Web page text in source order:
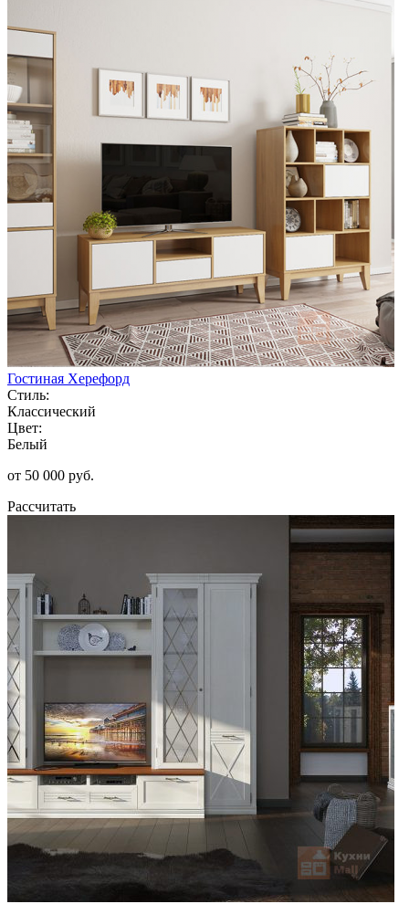
Гостиная Херефорд
Стиль:
Классический
Цвет:
Белый
от 50 000 руб.
Рассчитать